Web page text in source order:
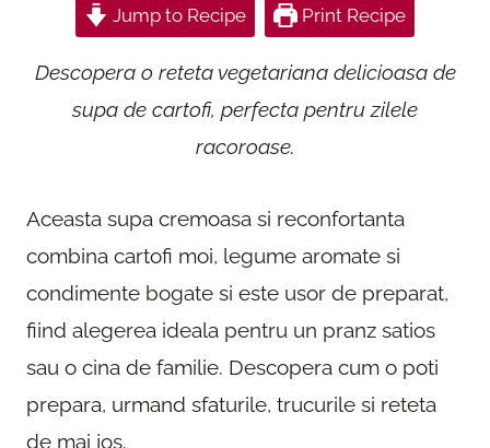
Jump to Recipe Print Recipe
Descopera o reteta vegetariana delicioasa de
supa de cartofi, perfecta pentru zilele
racoroase.
Aceasta supa cremoasa si reconfortanta
combina cartofi moi, legume aromate si
condimente bogate si este usor de preparat,
fiind alegerea ideala pentru un pranz satios
sau o cina de familie. Descopera cum o poti
prepara, urmand sfaturile, trucurile si reteta
de mai jos.